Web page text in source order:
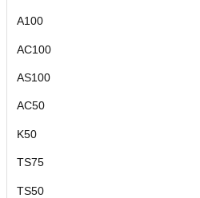
A100
AC100
AS100
AC50
K50
TS75
TS50